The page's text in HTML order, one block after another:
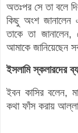
অতঃপর সে তা বলে
কিছু অংশ জানালেন
তাকে তা
আমাকে জানিয়েছেন
ইসলামি স্কলারদের
ইবন কাসির বলেন,
কথা ফাঁস করায়